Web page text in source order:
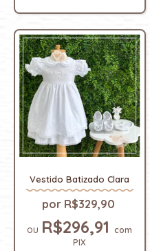
Vestido Batizado Clara
R$329,90
R$296,91com
PIX